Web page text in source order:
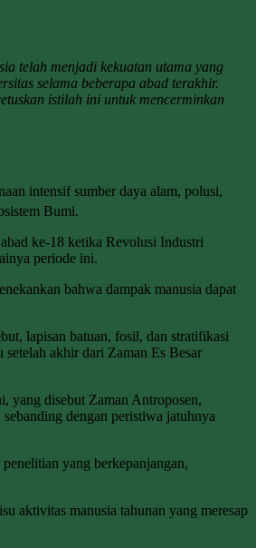
telah menjadi kekuatan utama yang
selama beberapa abad terakhir.
istilah ini untuk mencerminkan
intensif sumber daya alam, polusi,
Bumi.
ke-18 ketika Revolusi Industri
periode ini.
bahwa dampak manusia dapat
lapisan batuan, fosil, dan stratifikasi
akhir dari Zaman Es Besar
yang disebut Zaman Antroposen,
dengan peristiwa jatuhnya
yang berkepanjangan,
aktivitas manusia tahunan yang meresap